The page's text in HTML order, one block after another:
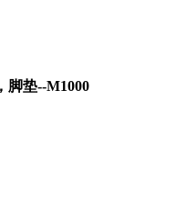
脚垫--M1000